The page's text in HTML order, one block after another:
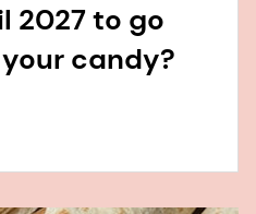
2027 to go
candy?